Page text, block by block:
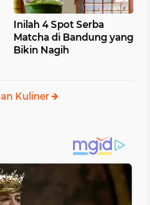
Inilah 4 Spot Serba
Matcha di Bandung yang
Bikin Nagih
Kuliner